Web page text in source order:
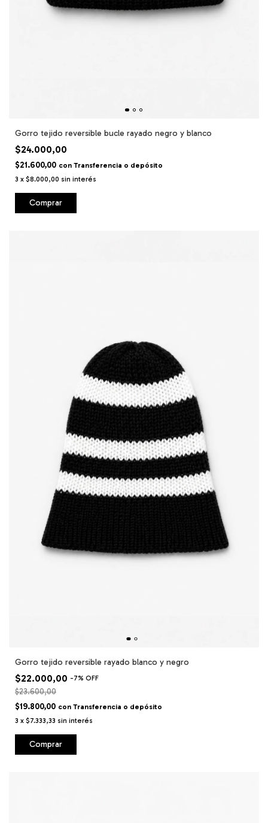
Gorro tejido reversible bucle rayado negro y blanco
$24.000,00
$21.600,00 con Transferencia o depósito
3 x $8.000,00 sin interés
Gorro tejido reversible rayado blanco y negro
$22.000,00 -7% OFF
$23.600,00
$19.800,00 con Transferencia o depósito
3 x $7.333,33 sin interés